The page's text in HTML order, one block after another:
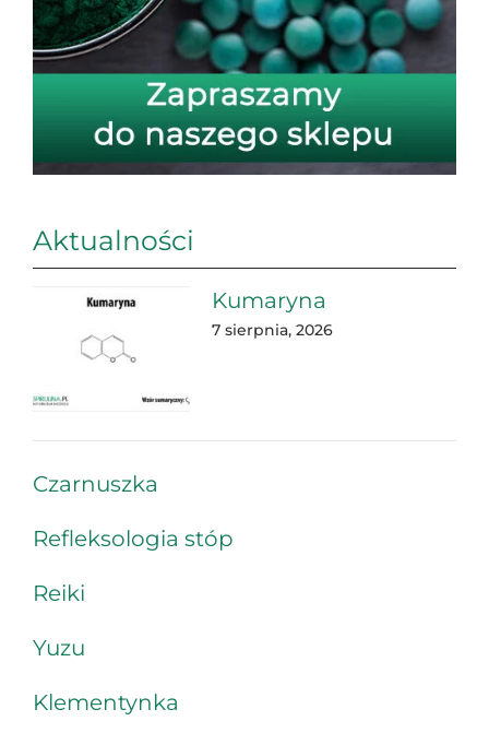
Aktualności
Kumaryna
7 sierpnia, 2026
Czarnuszka
Refleksologia stóp
Reiki
Yuzu
Klementynka